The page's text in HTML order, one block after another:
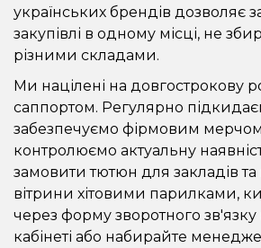
українських брендів дозволяє
закупівлі в одному місці, не
різними складами.
Ми націлені на довгострокову
саппортом. Регулярно
забезпечуємо фірмовим
контролюємо актуальну
замовити тютюн для закладів
вітрини хітовими парилками,
через форму зворотного
кабінеті або набирайте